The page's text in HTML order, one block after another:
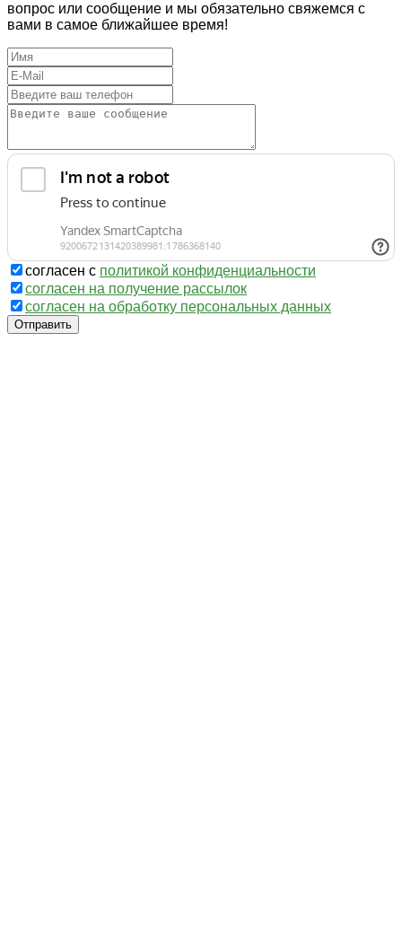
вопрос или сообщение и мы обязательно свяжемся с
вами в самое ближайшее время!
согласен с политикой конфиденциальности
согласен на получение рассылок
согласен на обработку персональных данных
Отправить